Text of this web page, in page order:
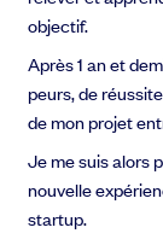
objectif.
Après 1 an et
peurs, de
de mon projet
Je me suis alors
nouvelle
startup.